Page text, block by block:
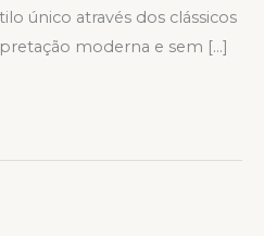
único através dos clássicos
moderna e sem […]